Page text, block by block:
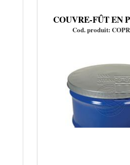
COUVRE-FÛT EN
Cod. produit: